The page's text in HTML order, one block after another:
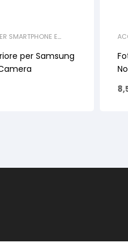
SMARTPHONE E
per Samsung